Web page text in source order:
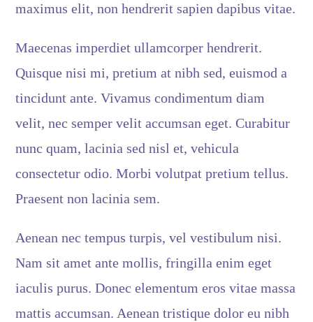
maximus elit, non hendrerit sapien dapibus vitae.
Maecenas imperdiet ullamcorper hendrerit.
Quisque nisi mi, pretium at nibh sed, euismod a
tincidunt ante. Vivamus condimentum diam
velit, nec semper velit accumsan eget. Curabitur
nunc quam, lacinia sed nisl et, vehicula
consectetur odio. Morbi volutpat pretium tellus.
Praesent non lacinia sem.
Aenean nec tempus turpis, vel vestibulum nisi.
Nam sit amet ante mollis, fringilla enim eget
iaculis purus. Donec elementum eros vitae massa
mattis accumsan. Aenean tristique dolor eu nibh